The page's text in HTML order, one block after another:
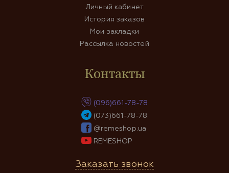
Личный кабинет
История заказов
Мои закладки
Рассылка новостей
Контакты
(096)661-78-78
(073)661-78-78
@remeshop.ua
REMESHOP
Заказать звонок